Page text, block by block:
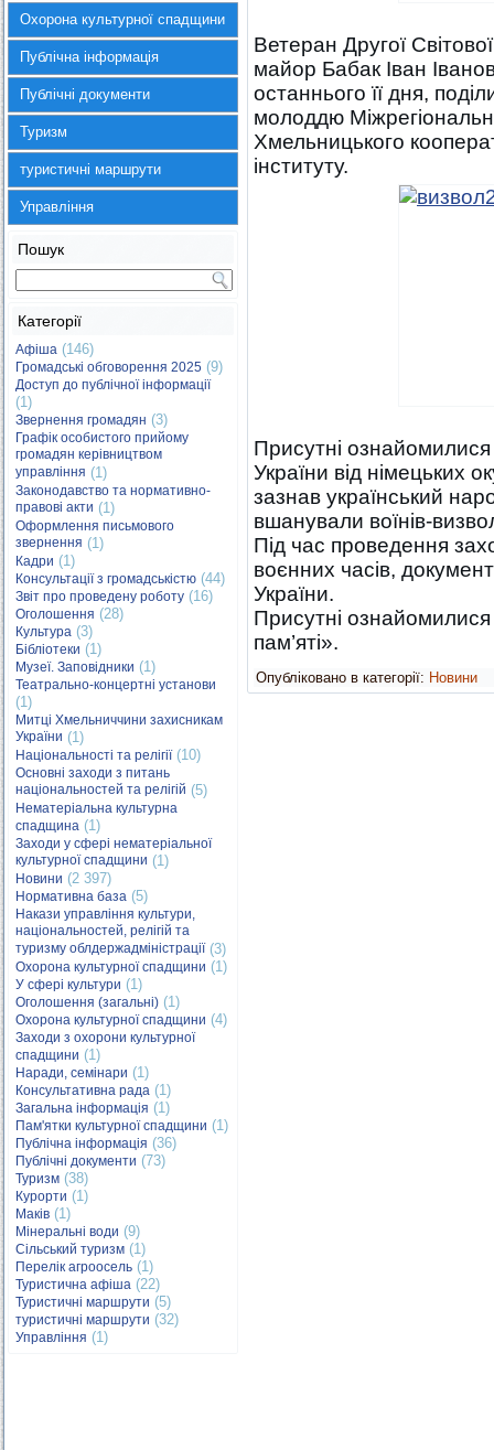
Охорона культурної спадщини
Публічна інформація
Публічні документи
Туризм
туристичні маршрути
Управління
Пошук
Категорії
Афіша (146)
Громадські обговорення 2025 (9)
Доступ до публічної інформації
(1)
Звернення громадян (3)
Графік особистого прийому
громадян керівництвом
управління (1)
Законодавство та нормативно-
правові акти (1)
Оформлення письмового
звернення (1)
Кадри (1)
Консультації з громадськістю (44)
Звіт про проведену роботу (16)
Оголошення (28)
Культура (3)
Бібліотеки (1)
Музеї. Заповідники (1)
Театрально-концертні установи
(1)
Митці Хмельниччини захисникам
України (1)
Національності та релігії(10)
Основні заходи з питань
національностей та релігій (5)
Нематеріальна культурна
спадщина (1)
Заходи у сфері нематеріальної
культурної спадщини (1)
Новини (2 397)
Нормативна база (5)
Накази управління культури,
національностей, релігій та
туризму облдержадміністрації(3)
Охорона культурної спадщини (1)
У сфері культури (1)
Оголошення (загальні) (1)
Охорона культурної спадщини (4)
Заходи з охорони культурної
спадщини (1)
Наради, семінари (1)
Консультативна рада (1)
Загальна інформація (1)
Пам'ятки культурної спадщини (1)
Публічна інформація (36)
Публічні документи (73)
Туризм (38)
Курорти (1)
Маків (1)
Мінеральні води (9)
Сільський туризм (1)
Перелік агроосель (1)
Туристична афіша (22)
Туристичні маршрути (5)
туристичні маршрути (32)
Управління (1)
Ветеран Другої
майор Бабак Іван
останнього її дня,
молоддю
Хмельницького
інституту.
Присутні
України від німецьких
зазнав український
вшанували воїнів-
Під час проведення
воєнних часів,
України.
Присутні
пам’яті».
Опубліковано в категорії: Новини